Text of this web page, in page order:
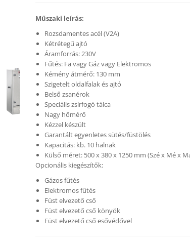
Műszaki leírás:
Rozsdamentes acél (V2A)
Kétrétegű ajtó
Áramforrás: 230V
Fűtés: Fa vagy Gáz vagy Elektromos
Kémény átmérő: 130 mm
Szigetelt oldalfalak és ajtó
Belső zsanérok
Speciális zsírfogó tálca
Nagy hőmérő
Kézzel készült
Garantált egyenletes sütés/füstölés
Kapacitás: kb. 10 halnak
Külső méret: 500 x 380 x 1250 mm (Szé x Mé x
Opcionális kiegészítők:
Gázos fűtés
Elektromos fűtés
Füst elvezető cső
Füst elvezető cső könyök
Füst elvezető cső esővédővel